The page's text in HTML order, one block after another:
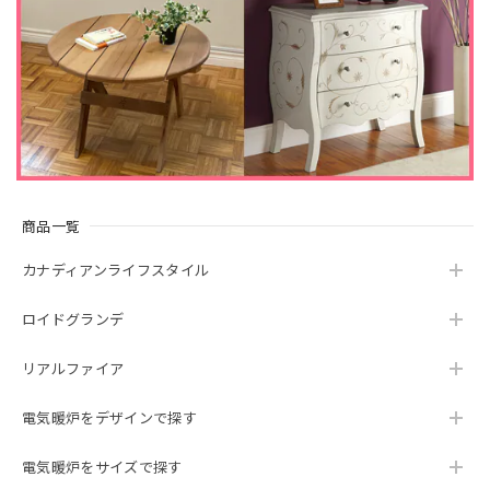
商品一覧
カナディアンライフスタイル
ロイドグランデ
リアルファイア
電気暖炉をデザインで探す
電気暖炉をサイズで探す